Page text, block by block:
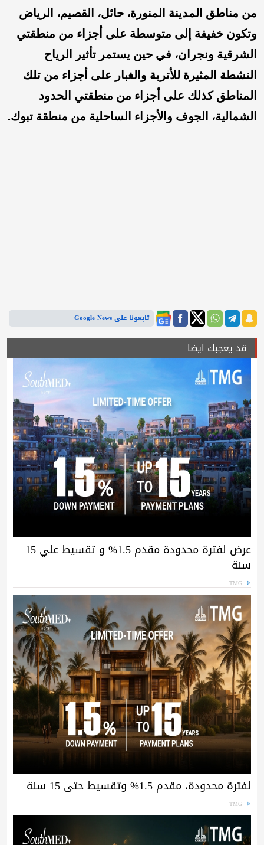
من مناطق المدينة المنورة، حائل، القصيم، الرياض
وتكون خفيفة إلى متوسطة على أجزاء من منطقتي
الشرقية ونجران، في حين يستمر تأثير الرياح
النشطة المثيرة للأتربة والغبار على أجزاء من تلك
المناطق كذلك على أجزاء من منطقتي الحدود
الشمالية، الجوف والأجزاء الساحلية من منطقة تبوك.
تابعونا على Google News
قد يعجبك ايضا
عرض لفترة محدودة مقدم 1.5% و تقسيط علي 15
سنة
TMG
لفترة محدودة، مقدم 1.5% وتقسيط حتى 15 سنة
TMG